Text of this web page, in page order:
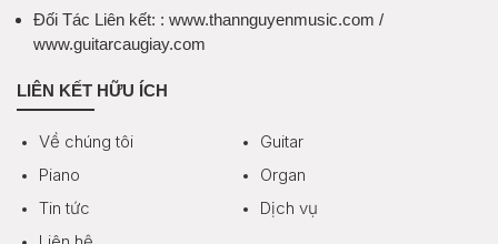
Đối Tác Liên kết: : www.thannguyenmusic.com /
www.guitarcaugiay.com
LIÊN KẾT HỮU ÍCH
Về chúng tôi
Guitar
Piano
Organ
Tin tức
Dịch vụ